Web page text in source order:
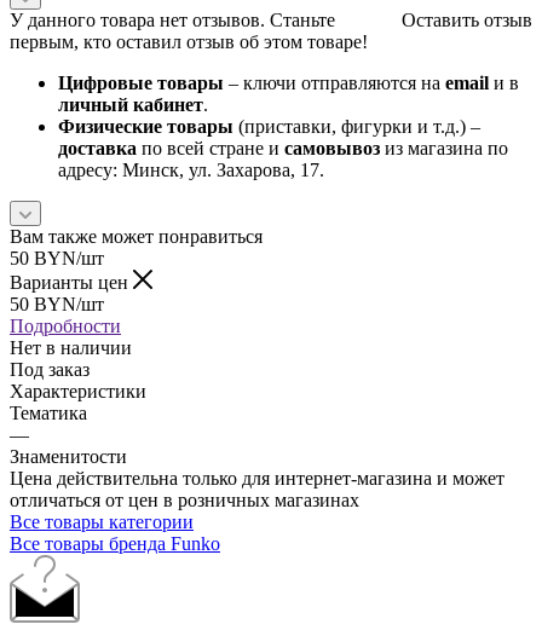
Оставить отзыв
У данного товара нет отзывов. Станьте
первым, кто оставил отзыв об этом товаре!
Цифровые товары – ключи отправляются на email и в
личный кабинет.
Физические товары (приставки, фигурки и т.д.) –
доставка по всей стране и самовывоз из магазина по
адресу: Минск, ул. Захарова, 17.
Вам также может понравиться
50 BYN/шт
Варианты цен
50 BYN/шт
Подробности
Нет в наличии
Под заказ
Характеристики
Тематика
—
Знаменитости
Цена действительна только для интернет-магазина и может
отличаться от цен в розничных магазинах
Все товары категории
Все товары бренда Funko